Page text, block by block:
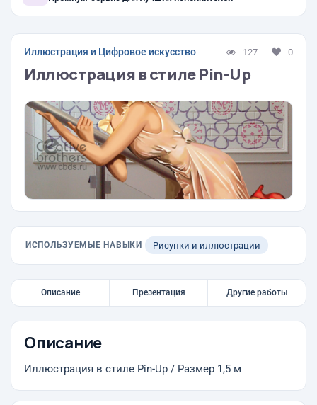
Иллюстрация и Цифровое искусство 127 0
Иллюстрация в стиле Pin-Up
ИСПОЛЬЗУЕМЫЕ НАВЫКИ Рисунки и иллюстрации
Описание Презентация Другие работы
Описание
Иллюстрация в стиле Pin-Up / Размер 1,5 м